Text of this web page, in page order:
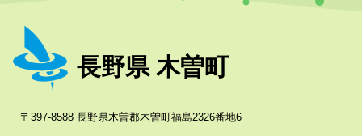
長野県 木曽町
〒397-8588 長野県木曽郡木曽町福島2326番地6